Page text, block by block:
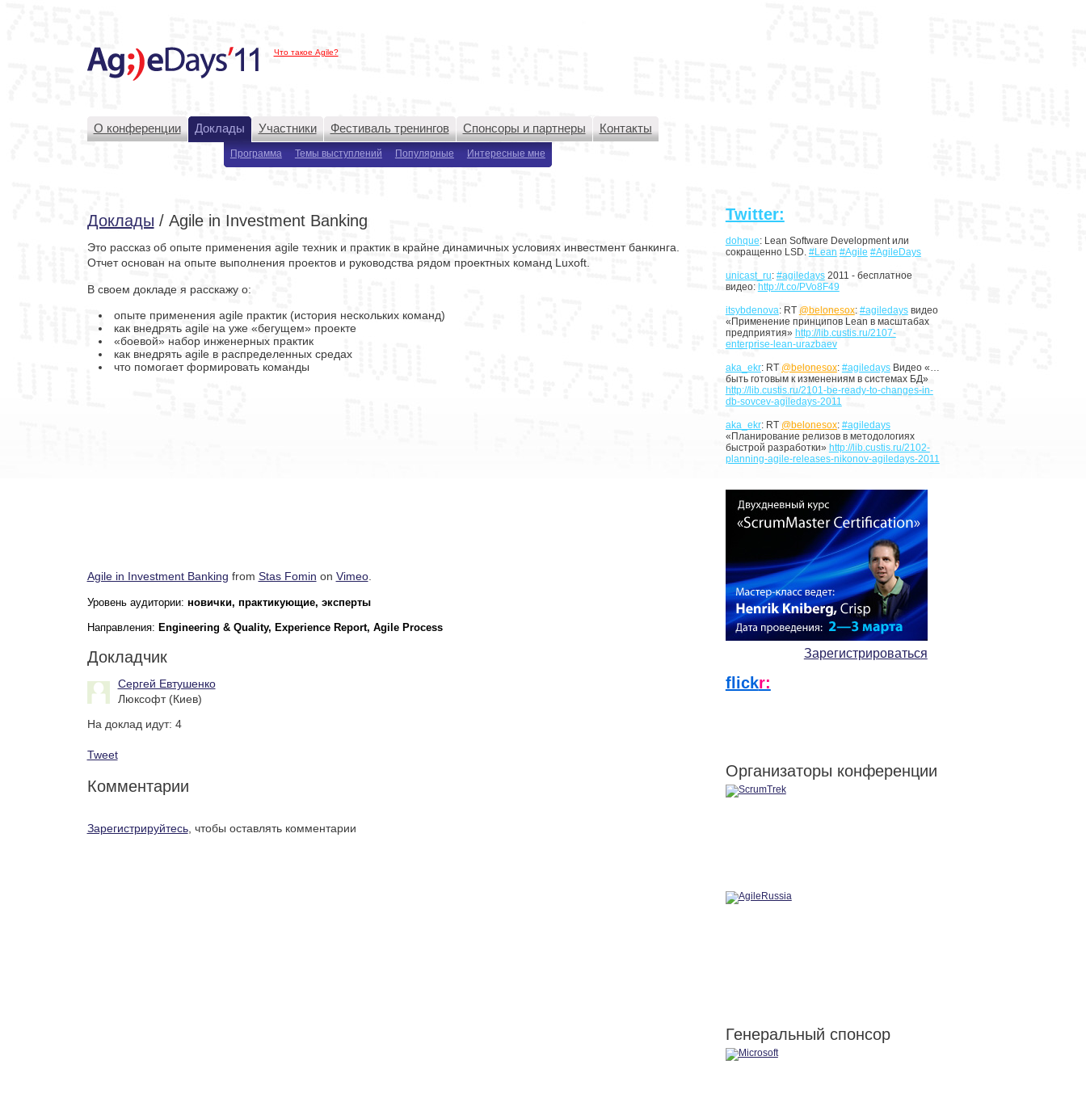
Что такое Agile?
О конференции Доклады Участники Фестиваль тренингов Спонсоры и партнеры Контакты
Программа Темы выступлений Популярные Интересные мне
Доклады / Agile in Investment Banking
Это рассказ об опыте применения agile техник и практик в крайне динамичных условиях инвестмент банкинга.
Отчет основан на опыте выполнения проектов и руководства рядом проектных команд Luxoft.
В своем докладе я расскажу о:
опыте применения agile практик (история нескольких команд)
как внедрять agile на уже «бегущем» проекте
«боевой» набор инженерных практик
как внедрять agile в распределенных средах
что помогает формировать команды
Agile in Investment Banking from Stas Fomin on Vimeo.
Уровень аудитории: новички, практикующие, эксперты
Направления: Engineering & Quality, Experience Report, Agile Process
Докладчик
Сергей Евтушенко
Люксофт (Киев)
На доклад идут: 4
Tweet
Комментарии
Зарегистрируйтесь, чтобы оставлять комментарии
Twitter:
dohque: Lean Software Development или
сокращенно LSD. #Lean #Agile #AgileDays
unicast_ru: #agiledays2011 - бесплатное
видео: http://t.co/PVo8F49
itsybdenova: RT @belonesox: #agiledaysвидео
«Применение принципов Lean в масштабах
предприятия» http://lib.custis.ru/2107-
enterprise-lean-urazbaev
aka_ekr: RT @belonesox: #agiledaysВидео «…
быть готовым к изменениям в системах БД»
http://lib.custis.ru/2101-be-ready-to-changes-in-
db-sovcev-agiledays-2011
aka_ekr: RT @belonesox: #agiledays
«Планирование релизов в методологиях
быстрой разработки» http://lib.custis.ru/2102-
planning-agile-releases-nikonov-agiledays-2011
Зарегистрироваться
flickr:
Организаторы конференции
Генеральный спонсор